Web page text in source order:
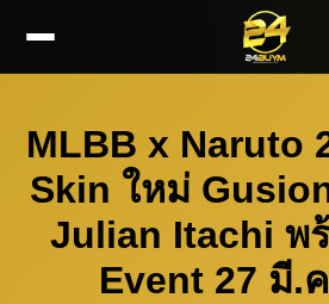
MLBB x Naruto
Skin ใหม่
Julian Itachi พ
Event 27 มี.